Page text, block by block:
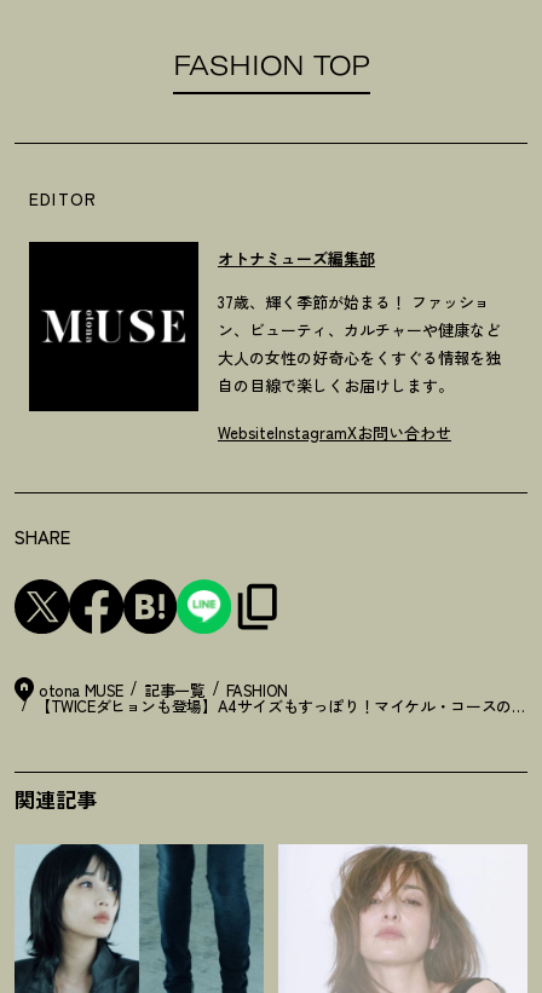
FASHION TOP
EDITOR
オトナミューズ編集部
37歳、輝く季節が始まる！ ファッショ
ン、ビューティ、カルチャーや健康など
大人の女性の好奇心をくすぐる情報を独
自の目線で楽しくお届けします。
WebsiteInstagramXお問い合わせ
SHARE
otona MUSE 記事一覧 FASHION
【TWICEダヒョンも登場】A4サイズもすっぽり ！ マイケル・コースの日
関連記事